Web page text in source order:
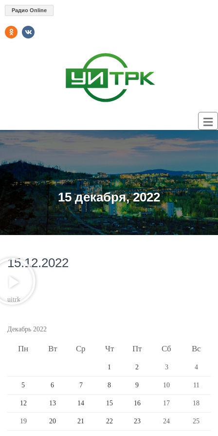
Радио Online
15 декабря, 2022
15.12.2022
uitrk
Декабрь 2022
Пн Вт Ср Чт Пт Сб Вс
1 2 3 4
5 6 7 8 9 10 11
12 13 14 15 16 17 18
19 20 21 22 23 24 25